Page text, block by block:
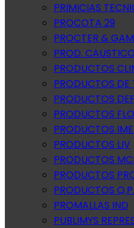
PRIMICIAS
PROCOTA 29
PROCTER &
PROD.
PRODUCTOS
PRODUCTOS
PRODUCTOS
PRODUCTOS
PRODUCTOS
PRODUCTOS LIV
PRODUCTOS
PRODUCTOS
PRODUCTOS Q.P.
PROMALLAS IND
PUBLIMYS